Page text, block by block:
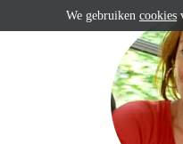
We gebruiken cookies